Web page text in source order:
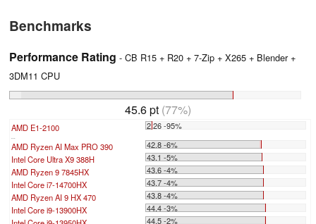
Benchmarks
Performance Rating - CB R15 + R20 + 7-Zip + X265 + Blender +
3DM11 CPU
45.6 pt (77%)
AMD E1-2100 2.26 -95%
AMD Ryzen AI Max PRO 390
42.8 -6%
Intel Core Ultra X9 388H
43.1 -5%
AMD Ryzen 9 7845HX
43.6 -4%
Intel Core i7-14700HX
43.7 -4%
AMD Ryzen AI 9 HX 470
43.8 -4%
Intel Core i9-13900HX
44.4 -3%
44.5 -2%